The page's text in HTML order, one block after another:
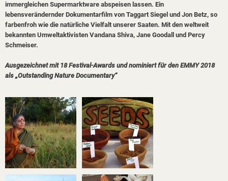
immergleichen Supermarktware abspeisen lassen. Ein
lebensverändernder Dokumentarfilm von Taggart Siegel und Jon Betz, so
farbenfroh wie die natürliche Vielfalt unserer Saaten. Mit den weltweit
bekannten Umweltaktivisten Vandana Shiva, Jane Goodall und Percy
Schmeiser.
Ausgezeichnet mit 18 Festival-Awards und nominiertfür den EMMY 2018
als „Outstanding Nature Documentary“